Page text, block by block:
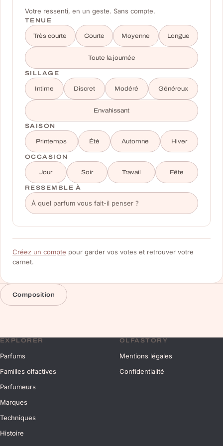
Votre ressenti, en un geste. Sans compte.
TENUE
Très courte Courte Moyenne Longue
Toute la journée
SILLAGE
Intime Discret Modéré Généreux
Envahissant
SAISON
Printemps Été Automne Hiver
OCCASION
Jour Soir Travail Fête
RESSEMBLE À
Créez un compte pour garder vos votes et retrouver votre
carnet.
Composition
EXPLORER
Parfums
Familles olfactives
Parfumeurs
Marques
Techniques
Histoire
OLFASTORY
Mentions légales
Confidentialité